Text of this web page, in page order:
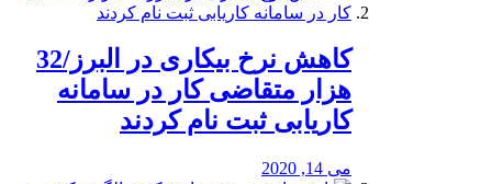
کاهش نرخ بیکاری در البرز/32
هزار متقاضی کار در سامانه
کاریابی ثبت نام کردند
می 14, 2020